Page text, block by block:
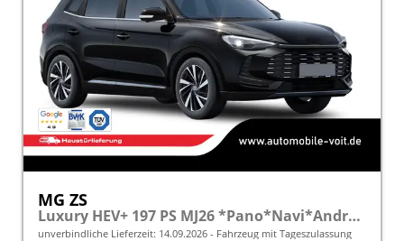
MG ZS
Luxury HEV+ 197 PS MJ26 *Pano*Navi*Android Auto*SHZ*360°*Kunstleder*Klimaauto*ACC
unverbindliche Lieferzeit: 14.09.2026 Fahrzeug mit Tageszulassung